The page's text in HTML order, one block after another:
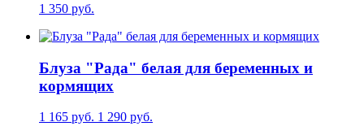
1 350 руб.
Блуза "Рада" белая для беременных и
кормящих
1 165 руб. 1 290 руб.